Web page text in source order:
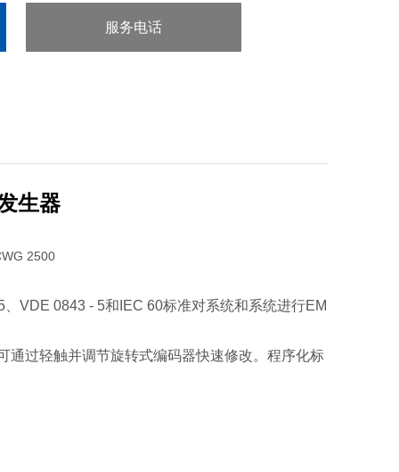
服务电话
生器
VDE 0843 - 5和IEC 60标准对系统和系统进行EM
通过轻触并调节旋转式编码器快速修改。程序化标